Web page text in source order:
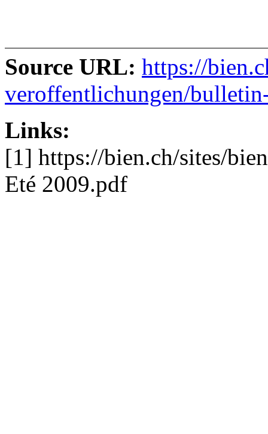
Source URL: https://
veroffentlichungen/
Links:
[1] https://bien.ch/sites/
Eté 2009.pdf